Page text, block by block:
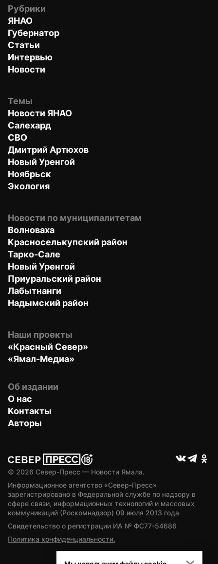
Рубрики
ЯНАО
Губернатор
Статьи
Интервью
Новости
Темы
Новости ЯНАО
Салехард
СВО
Дмитрий Артюхов
Новый Уренгой
Ноябрьск
Экология
Новости по муниципалитетам
Волноваха
Красноселькупский район
Тарко-Сале
Новый Уренгой
Приуральский район
Лабытнанги
Надымский район
Наши проекты
«Красный Север»
«Ямал-Медиа»
Об издании
О нас
Контакты
Авторы
© 2026 Север-Пресс — Новости Ямала.
Информационное агентство «Север-Пресс»
зарегистрировано в Федеральной службе по надзору в
сфере связи, информационных технологий и массовых
коммуникаций (Роскомнадзор) 09 июля 2013 года
Свидетельство о регистрации ИА № ФС77-54686
Политика конфиденциальности.